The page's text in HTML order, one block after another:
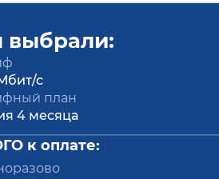
выбрали:
с
план
4 месяца
к оплате: